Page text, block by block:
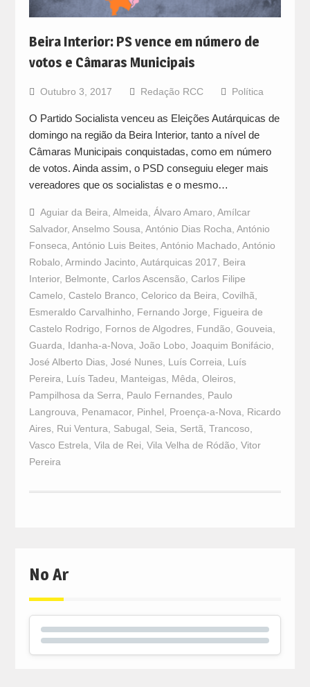
Beira Interior: PS vence em número de
votos e Câmaras Municipais
Outubro 3, 2017 Redação RCC Política
O Partido Socialista venceu as Eleições Autárquicas de
domingo na região da Beira Interior, tanto a nível de
Câmaras Municipais conquistadas, como em número
de votos. Ainda assim, o PSD conseguiu eleger mais
vereadores que os socialistas e o mesmo…
Aguiar da Beira, Almeida, Álvaro Amaro, Amílcar
Salvador, Anselmo Sousa, António Dias Rocha, António
Fonseca, António Luis Beites, António Machado, António
Robalo, Armindo Jacinto, Autárquicas 2017, Beira
Interior, Belmonte, Carlos Ascensão, Carlos Filipe
Camelo, Castelo Branco, Celorico da Beira, Covilhã,
Esmeraldo Carvalhinho, Fernando Jorge, Figueira de
Castelo Rodrigo, Fornos de Algodres, Fundão, Gouveia,
Guarda, Idanha-a-Nova, João Lobo, Joaquim Bonifácio,
José Alberto Dias, José Nunes, Luís Correia, Luís
Pereira, Luís Tadeu, Manteigas, Mêda, Oleiros,
Pampilhosa da Serra, Paulo Fernandes, Paulo
Langrouva, Penamacor, Pinhel, Proença-a-Nova, Ricardo
Aires, Rui Ventura, Sabugal, Seia, Sertã, Trancoso,
Vasco Estrela, Vila de Rei, Vila Velha de Ródão, Vitor
Pereira
No Ar